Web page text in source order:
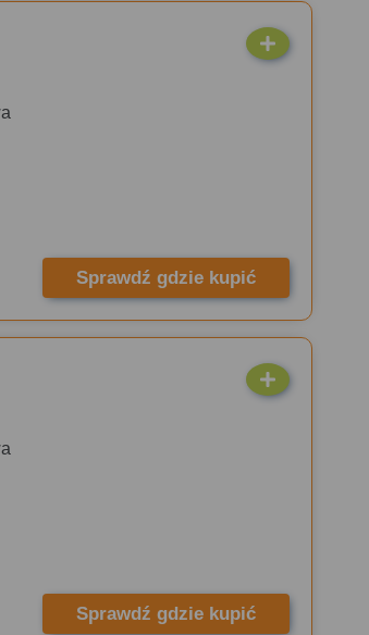
Sprawdź gdzie kupić
Sprawdź gdzie kupić